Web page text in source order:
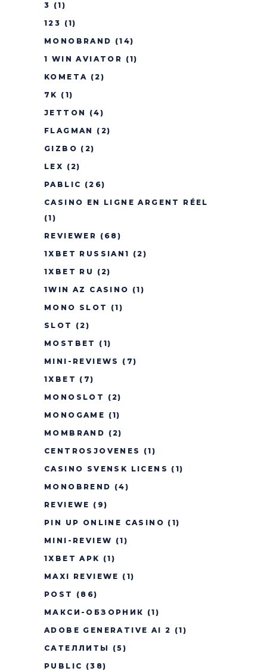
3 (1)
123 (1)
MONOBRAND (14)
1 WIN AVIATOR (1)
KOMETA (2)
7K (1)
JETTON
(4)
FLAGMAN
(2)
GIZBO (2)
LEX (2)
PABLIC (26)
CASINO EN LIGNE ARGENT RÉEL
(1)
REVIEWER (68)
1XBET RUSSIAN1 (2)
1XBET RU
(2)
1WIN AZ CASINO (1)
MONO SLOT
(1)
SLOT
(2)
MOSTBET
(1)
MINI-REVIEWS
(7)
1XBET (7)
MONOSLOT
(2)
MONOGAME (1)
MOMBRAND (2)
CENTROSJOVENES
(1)
CASINO SVENSK LICENS (1)
MONOBREND (4)
REVIEWE (9)
PIN UP ONLINE CASINO (1)
MINI-REVIEW (1)
1XBET APK (1)
MAXI REVIEWE (1)
POST
(86)
МАКСИ-ОБЗОРНИК (1)
ADOBE GENERATIVE AI 2 (1)
САТЕЛЛИТЫ
(5)
PUBLIC (38)